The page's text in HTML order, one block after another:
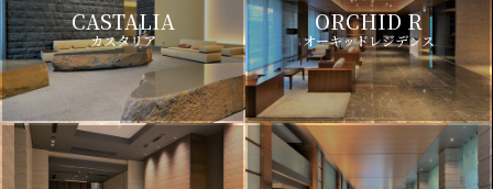
CASTALIA
カスタリア
ORCHID R
オーキッドレジデンス